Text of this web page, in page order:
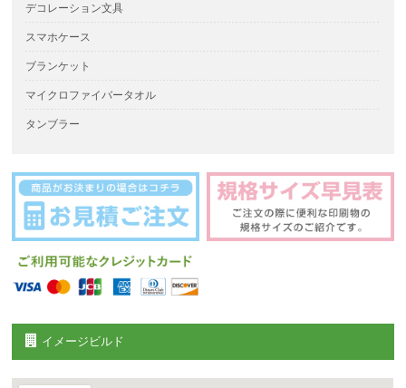
デコレーション文具
スマホケース
ブランケット
マイクロファイバータオル
タンブラー
イメージビルド